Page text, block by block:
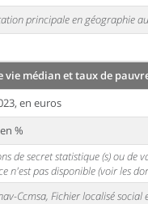
principale en géographie
vie médian et taux de
en euros
%
de secret statistique (s) ou
n'est pas disponible (voir les
Ccmsa, Fichier localisé